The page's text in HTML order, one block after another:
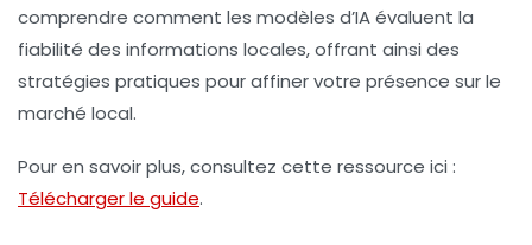
comprendre comment les modèles d’IA évaluent la
fiabilité des informations locales, offrant ainsi des
stratégies pratiques pour affiner votre présence sur le
marché local.
Pour en savoir plus, consultez cette ressource ici :
Télécharger le guide.